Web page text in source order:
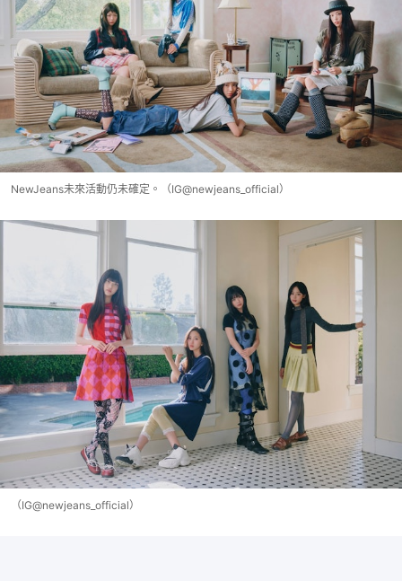
NewJeans未來活動仍未確定。（IG@newjeans_official）
（IG@newjeans_official）